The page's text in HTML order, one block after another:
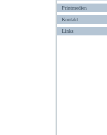
Printmedien
Kontakt
Links